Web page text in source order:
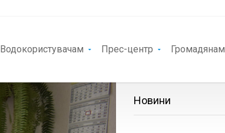
Водокористувачам Прес-центр Громадянам
Новини